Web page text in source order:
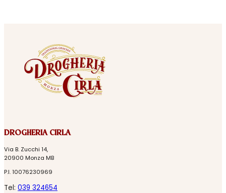
DROGHERIA CIRLA
Via B. Zucchi 14,
20900 Monza MB
P.I. 10076230969
Tel: 039 324654